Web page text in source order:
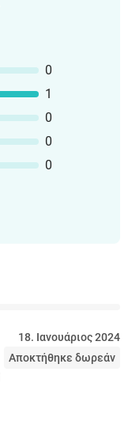
0
1
0
0
0
18. Ιανουάριος 2024
Αποκτήθηκε δωρεάν